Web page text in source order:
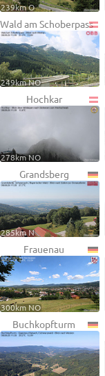
239km O
Wald am Schoberpass
249km NO
Hochkar
278km NO
Grandsberg
285km N
Frauenau
300km NO
Buchkopfturm